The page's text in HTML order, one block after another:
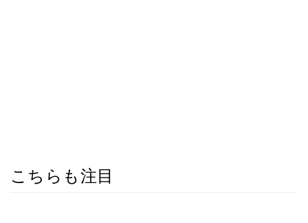
こちらも注目